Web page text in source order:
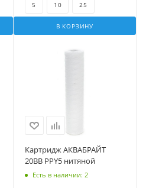
В КОРЗИНУ
5 10 25
Картридж АКВАБРАЙТ
20BB PPY5 нитяной
Есть в наличии: 2